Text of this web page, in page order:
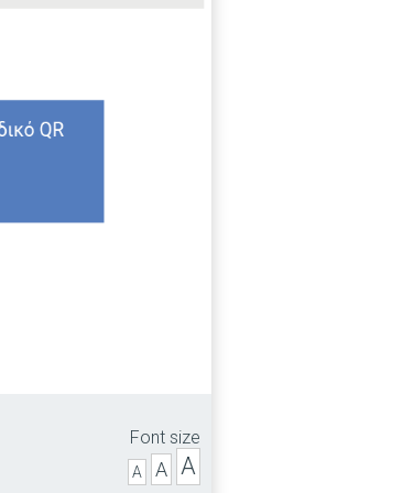
Font size
A A A